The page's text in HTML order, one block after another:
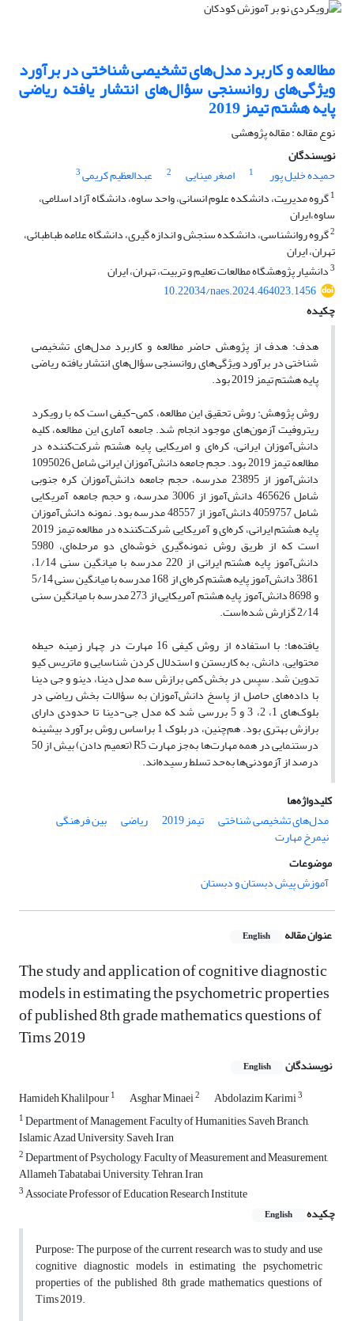
مطالعه و کاربرد مدل‌های تشخیصی شناختی در برآورد
ویژگی‌های روانسنجی سؤال‌های انتشار یافته ریاضی
پایه هشتم تیمز 2019
نوع مقاله : مقاله پژوهشی
نویسندگان
حمیده خلیل پور
1 اصغر مینایی 2 عبدالعظیم کریمی3
1گروه مدیریت، دانشکده علوم انسانی، واحد ساوه، دانشگاه آزاد اسلامی،
ساوه،ایران
2گروه روانشناسی، دانشکده سنجش و اندازه گیری، دانشگاه علامه طباطبائی،
تهران، ایران
3دانشیار پژوهشگاه مطالعات تعلیم و تربیت، تهران، ایران
10.22034/naes.2024.464023.1456
چکیده
هدف: هدف از پژوهش حاضر مطالعه و کاربرد مدل‌های تشخیصی
شناختی در برآورد ویژگی‌های روانسنجی سؤال‌های انتشار یافته ریاضی
پایه هشتم تیمز 2019 بود.
روش پژوهش: روش تحقیق این مطالعه، کمی-کیفی است که با رویکرد
ریتروفیت آزمون‌های موجود انجام شد. جامعه آماری این مطالعه، کلیه
دانش‌آموزان ایرانی، کره‌ای و امریکایی پایه هشتم شرکت‌کننده در
مطالعه تیمز 2019 بود. حجم جامعه دانش‌آموزان ایرانی شامل 1095026
دانش‌آموز از 23895 مدرسه، حجم جامعه دانش‌آموزان کره جنوبی
شامل 465626 دانش‌آموز از 3006 مدرسه، و حجم جامعه آمریکایی
شامل 4059757 دانش‌آموز از 48557 مدرسه بود. نمونه دانش‌آموزان
پایه هشتم ایرانی، کره‌ای و آمریکایی شرکت‌کننده در مطالعه تیمز 2019
است که از طریق روش نمونه‌گیری خوشه‌ای دو مرحله‌ای، 5980
دانش‌آموز پایه هشتم ایرانی از 220 مدرسه با میانگین سنی 1/14،
3861 دانش‌آموز پایه هشتم کره‌ای از 168 مدرسه با میانگین سنی 5/14
و 8698 دانش‌آموز پایه هشتم آمریکایی از 273 مدرسه با میانگین سنی
2/14 گزارش شده‌است.
یافته‌ها: با استفاده از روش کیفی 16 مهارت در چهار زمینه حیطه
محتوایی، دانش، به کاربستن و استدلال کردن شناسایی و ماتریس کیو
تدوین شد. سپس در بخش کمی برازش سه مدل دینا، دینو و جی دینا
با داده‌های حاصل از پاسخ دانش‌آموزان به سؤالات بخش ریاضی در
بلوک‌های 1، 2، 3 و 5 بررسی شد که مدل جی-دینا تا حدودی دارای
برازش بهتری بود. هم‌چنین، در بلوک 1 براساس روش برآورد بیشینه
درستنمایی در همه مهارت‌ها به‌جز مهارت R5 (تعمیم دادن) بیش از 50
درصد از آزمودنی‌ها به‌حد تسلط رسیده‌اند.
کلیدواژه‌ها
مدل‌های تشخیصی شناختی
تیمز 2019 ریاضی بین فرهنگی
نیمرخ مهارت
موضوعات
آموزش پیش دبستان و دبستان
عنوان مقاله English
The study and application of cognitive diagnostic
models in estimating the psychometric properties
of published 8th grade mathematics questions of
Tims 2019
نویسندگان English
Hamideh Khalilpour1 Asghar Minaei2 Abdolazim Karimi3
1Department of Management, Faculty of Humanities, Saveh Branch,
Islamic Azad University, Saveh, Iran
2Department of Psychology, Faculty of Measurement and Measurement,
Allameh Tabatabai University, Tehran, Iran
3Associate Professor of Education Research Institute
چکیده
English
Purpose: The purpose of the current research was to study and use
cognitive diagnostic models in estimating the psychometric
properties of the published 8th grade mathematics questions of
Tims 2019.